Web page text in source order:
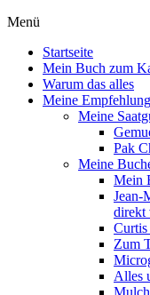
Menü
Startseite
Mein Buch zum
Warum das alles
Meine
Meine
Pak
Meine
Mein
Jean-
direkt
Curtis
Zum
Alles